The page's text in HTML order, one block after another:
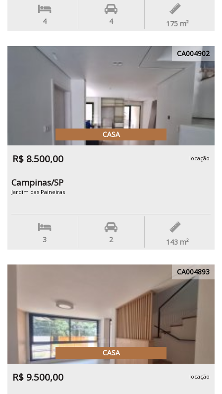
4 4 175 m²
CA004902
CASA
R$ 8.500,00 locação
Campinas/SP
Jardim das Paineiras
3 2 143 m²
CA004893
CASA
R$ 9.500,00 locação